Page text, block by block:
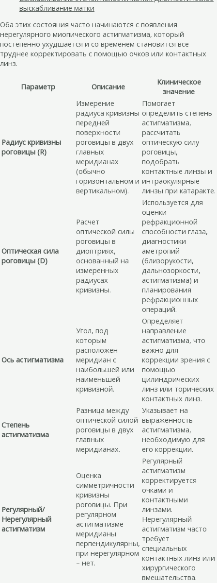
выскабливание матки
Оба этих состояния часто начинаются с появления
нерегулярного миопического астигматизма, который
постепенно ухудшается и со временем становится все
труднее корректировать с помощью очков или контактных
линз.
Параметр Описание
Клиническое
значение
Радиус кривизны
роговицы (R)
Измерение
радиуса кривизны
передней
поверхности
роговицы в двух
главных
меридианах
(обычно
горизонтальном и
вертикальном).
Помогает
определить степень
астигматизма,
рассчитать
оптическую силу
роговицы,
подобрать
контактные линзы и
интраокулярные
линзы при катаракте.
Оптическая сила
роговицы (D)
Расчет
оптической силы
роговицы в
диоптриях,
основанный на
измеренных
радиусах
кривизны.
Используется для
оценки
рефракционной
способности глаза,
диагностики
аметропий
(близорукости,
дальнозоркости,
астигматизма) и
планирования
рефракционных
операций.
Ось астигматизма
Угол, под
которым
расположен
меридиан с
наибольшей или
наименьшей
кривизной.
Определяет
направление
астигматизма, что
важно для
коррекции зрения с
помощью
цилиндрических
линз или торических
контактных линз.
Степень
астигматизма
Разница между
оптической силой
роговицы в двух
главных
меридианах.
Указывает на
выраженность
астигматизма,
необходимую для
его коррекции.
Регулярный/
Нерегулярный
астигматизм
Оценка
симметричности
кривизны
роговицы. При
регулярном
астигматизме
меридианы
перпендикулярны,
при нерегулярном
– нет.
Регулярный
астигматизм
корректируется
очками и
контактными
линзами.
Нерегулярный
астигматизм часто
требует
специальных
контактных линз или
хирургического
вмешательства.